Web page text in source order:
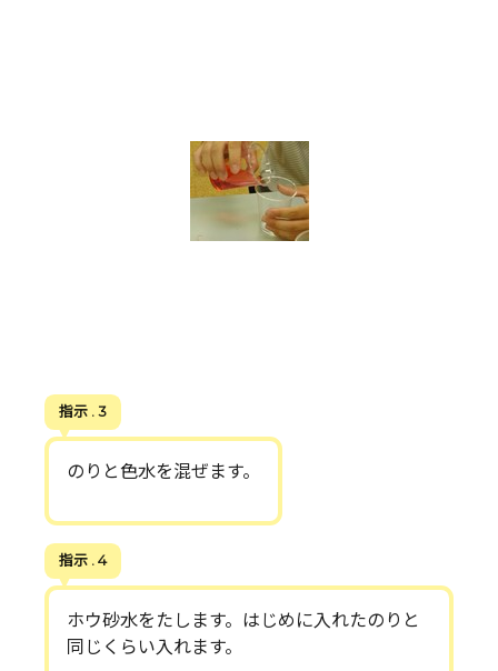
指示 . 3
のりと色水を混ぜます。
指示 . 4
ホウ砂水をたします。はじめに入れたのりと
同じくらい入れます。